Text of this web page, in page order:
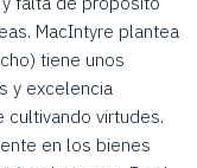
MacIntyre plantea
tiene unos
y excelencia
virtudes.
en los bienes